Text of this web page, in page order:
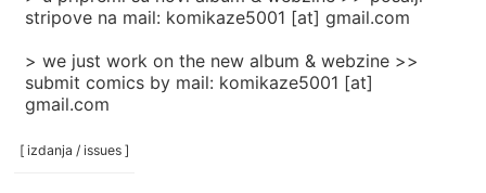
stripove na mail: komikaze5001 [at] gmail.com
> we just work on the new album & webzine >>
submit comics by mail: komikaze5001 [at]
gmail.com
[ izdanja / issues ]